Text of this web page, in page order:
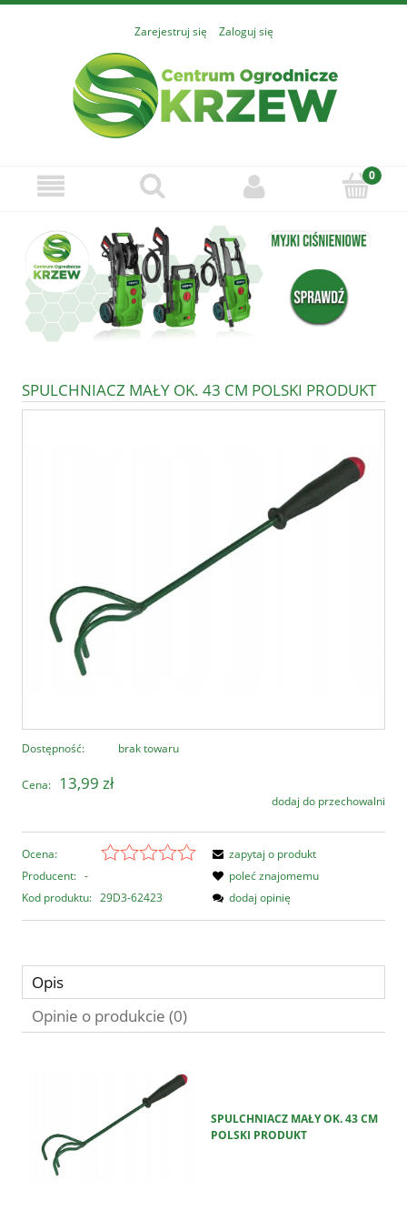
Zarejestruj się Zaloguj się
SPULCHNIACZ MAŁY OK. 43 CM POLSKI PRODUKT
Dostępność: brak towaru
Cena: 13,99 zł
dodaj do przechowalni
Ocena:
Producent: -
Kod produktu: 29D3-62423
zapytaj o produkt
poleć znajomemu
dodaj opinię
Opis
Opinie o produkcie (0)
SPULCHNIACZ MAŁY OK. 43 CM
POLSKI PRODUKT